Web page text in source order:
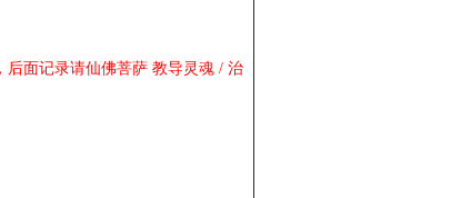
后面记录请仙佛菩萨 教导灵魂 / 治